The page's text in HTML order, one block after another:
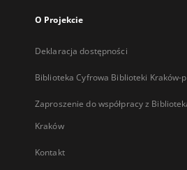
O Projekcie
Deklaracja dostępności
Biblioteka Cyfrowa Biblioteki Kraków-
Zaproszenie do współpracy z
Kraków
Kontakt